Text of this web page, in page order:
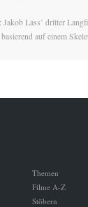
Lass’ dritter
auf einem
Themen
Filme A-Z
Stöbern